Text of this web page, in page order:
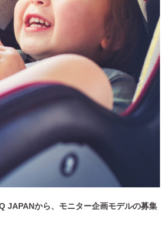
JAPANから、モニター企画モデルの募集